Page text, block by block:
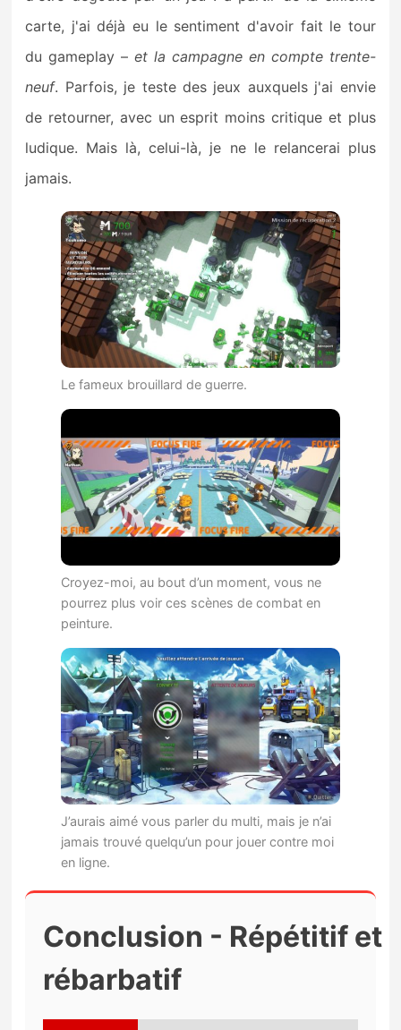
carte, j'ai déjà eu le sentiment d'avoir fait le tour
du gameplay –et la campagne en compte trente-
neuf. Parfois, je teste des jeux auxquels j'ai envie
de retourner, avec un esprit moins critique et plus
ludique. Mais là, celui-là, je ne le relancerai plus
jamais.
Le fameux brouillard de guerre.
Croyez-moi, au bout d’un moment, vous ne
pourrez plus voir ces scènes de combat en
peinture.
J’aurais aimé vous parler du multi, mais je n’ai
jamais trouvé quelqu’un pour jouer contre moi
en ligne.
Conclusion - Répétitif et
rébarbatif